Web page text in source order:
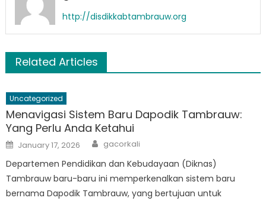
http://disdikkabtambrauw.org
Related Articles
Uncategorized
Menavigasi Sistem Baru Dapodik Tambrauw:
Yang Perlu Anda Ketahui
Posted
on
January 17, 2026 Author
gacorkali
Departemen Pendidikan dan Kebudayaan (Diknas)
Tambrauw baru-baru ini memperkenalkan sistem baru
bernama Dapodik Tambrauw, yang bertujuan untuk